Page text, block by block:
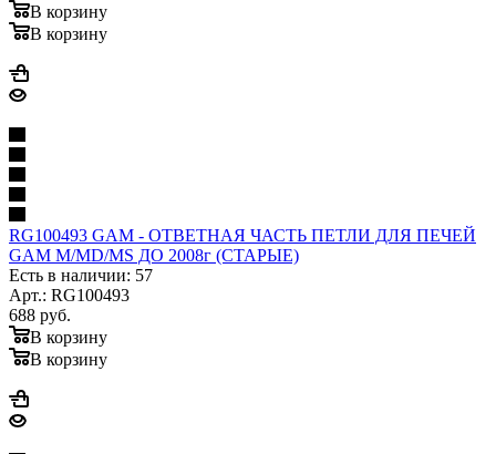
В корзину
В корзину
RG100493 GAM - ОТВЕТНАЯ ЧАСТЬ ПЕТЛИ ДЛЯ ПЕЧЕЙ
GAM M/MD/MS ДО 2008г (СТАРЫЕ)
Есть в наличии: 57
Арт.: RG100493
688 руб.
В корзину
В корзину